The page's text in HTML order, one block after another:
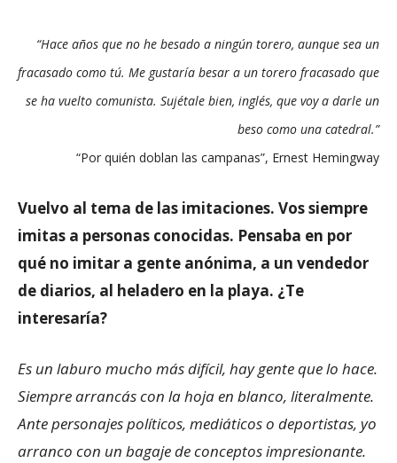
“Hace años que no he besado a ningún torero, aunque sea un
fracasado como tú. Me gustaría besar a un torero fracasado que
se ha vuelto comunista. Sujétale bien, inglés, que voy a darle un
beso como una catedral.”
“Por quién doblan las campanas”, Ernest Hemingway
Vuelvo al tema de las imitaciones. Vos siempre
imitas a personas conocidas. Pensaba en por
qué no imitar a gente anónima, a un vendedor
de diarios, al heladero en la playa. ¿Te
interesaría?
Es un laburo mucho más difícil, hay gente que lo hace.
Siempre arrancás con la hoja en blanco, literalmente.
Ante personajes políticos, mediáticos o deportistas, yo
arranco con un bagaje de conceptos impresionante.